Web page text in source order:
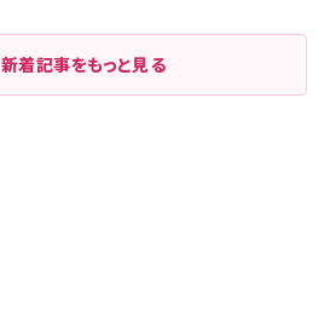
新着記事をもっと見る